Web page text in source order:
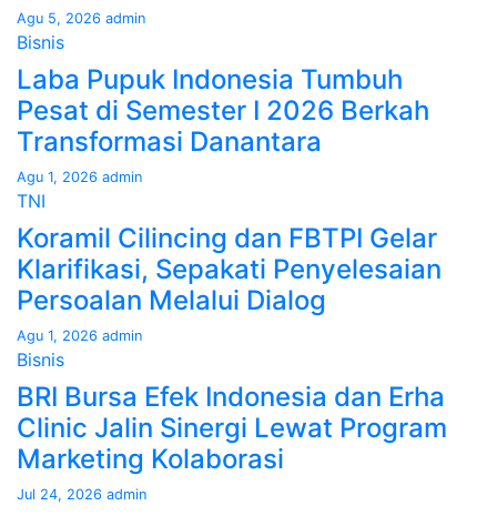
Agu 5, 2026 admin
Bisnis
Laba Pupuk Indonesia Tumbuh
Pesat di Semester I 2026 Berkah
Transformasi Danantara
Agu 1, 2026 admin
TNI
Koramil Cilincing dan FBTPI Gelar
Klarifikasi, Sepakati Penyelesaian
Persoalan Melalui Dialog
Agu 1, 2026 admin
Bisnis
BRI Bursa Efek Indonesia dan Erha
Clinic Jalin Sinergi Lewat Program
Marketing Kolaborasi
Jul 24, 2026 admin